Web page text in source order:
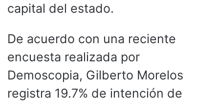
capital del estado.
De acuerdo con una reciente
encuesta realizada por
Demoscopia, Gilberto Morelos
registra 19.7% de intención de